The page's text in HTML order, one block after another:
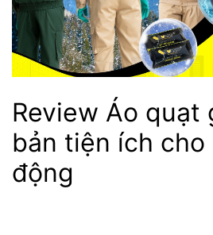
Review Áo quạt
bản tiện ích cho
động